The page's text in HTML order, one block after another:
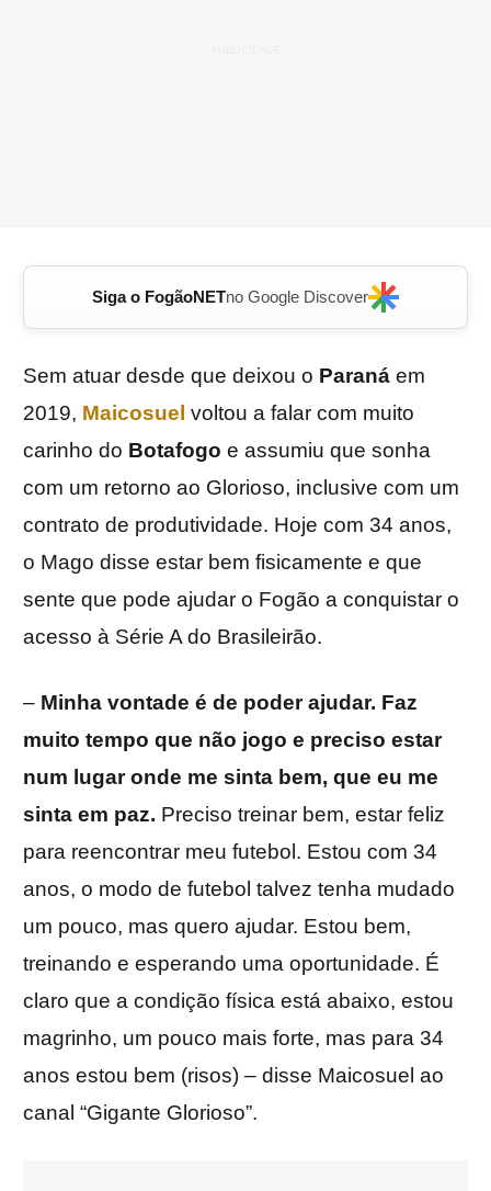
Siga o FogãoNETno Google Discover
Sem atuar desde que deixou o Paraná em
2019, Maicosuel voltou a falar com muito
carinho do Botafogo e assumiu que sonha
com um retorno ao Glorioso, inclusive com um
contrato de produtividade. Hoje com 34 anos,
o Mago disse estar bem fisicamente e que
sente que pode ajudar o Fogão a conquistar o
acesso à Série A do Brasileirão.
– Minha vontade é de poder ajudar. Faz
muito tempo que não jogo e preciso estar
num lugar onde me sinta bem, que eu me
sinta em paz. Preciso treinar bem, estar feliz
para reencontrar meu futebol. Estou com 34
anos, o modo de futebol talvez tenha mudado
um pouco, mas quero ajudar. Estou bem,
treinando e esperando uma oportunidade. É
claro que a condição física está abaixo, estou
magrinho, um pouco mais forte, mas para 34
anos estou bem (risos) – disse Maicosuel ao
canal “Gigante Glorioso”.